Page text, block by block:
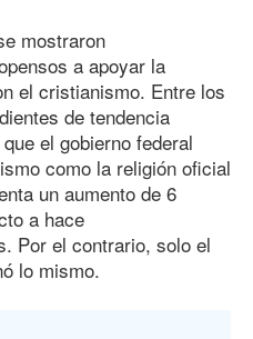
mostraron
a apoyar la
el cristianismo. Entre los
de tendencia
el gobierno federal
como la religión oficial
un aumento de 6
a hace
Por el contrario, solo el
lo mismo.